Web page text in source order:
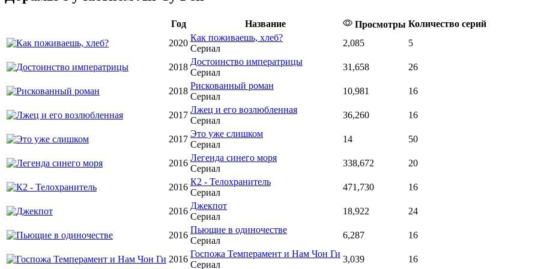
Год Название Просмотры Количество серий
2020
Как поживаешь, хлеб?
Сериал
2,085 5
2018
Достоинство императрицы
Сериал
31,658 26
2018
Рискованный роман
Сериал
10,981 16
2017
Лжец и его возлюбленная
Сериал
36,260 16
2017
Это уже слишком
Сериал
14 50
2016
Легенда синего моря
Сериал
338,672 20
2016
К2 - Телохранитель
Сериал
471,730 16
2016
Джекпот
Сериал
18,922 24
2016
Пьющие в одиночестве
Сериал
6,287 16
2016
Госпожа Темперамент и Нам Чон Ги
Сериал
3,039 16